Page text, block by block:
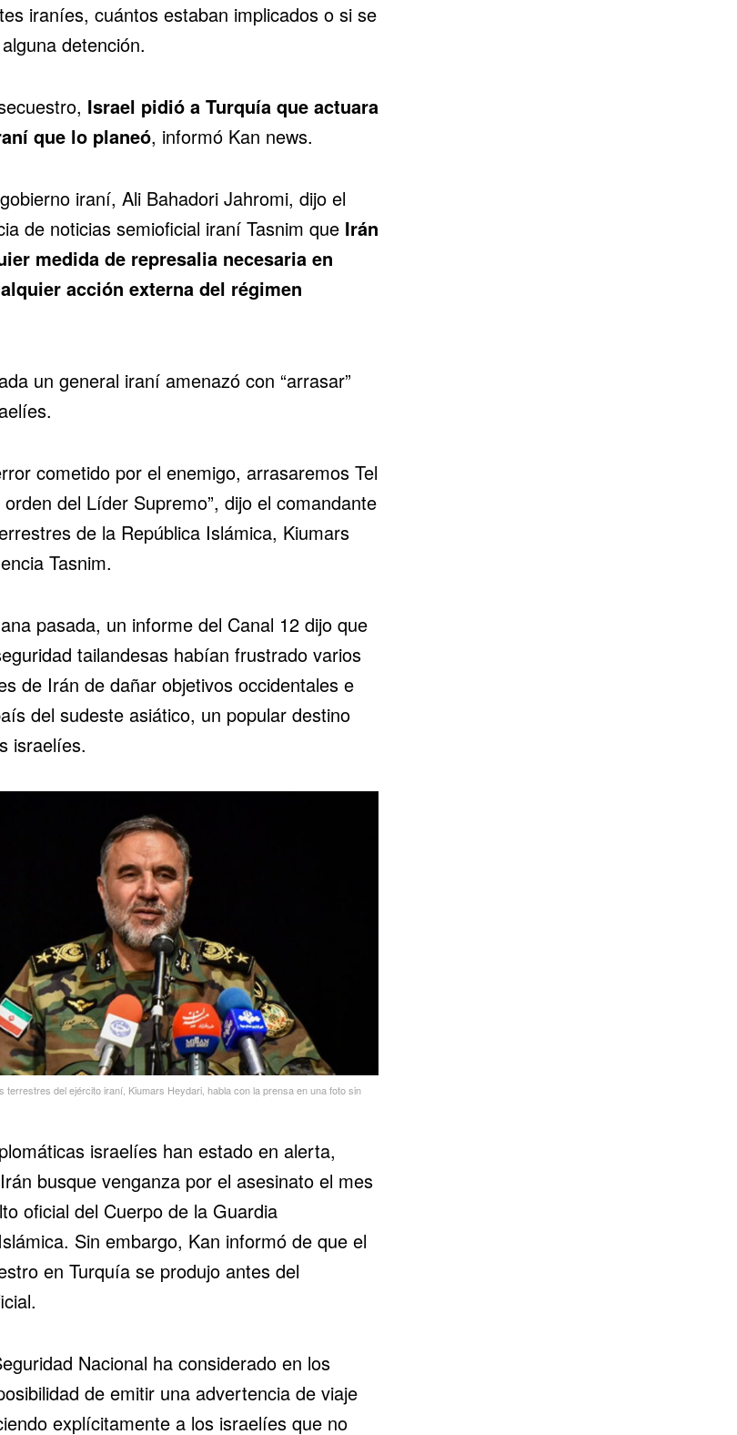
iraníes, cuántos estaban implicados o si se
detención.
Israel pidió a Turquía que actuara
que lo planeó, informó Kan news.
iraní, Ali Bahadori Jahromi, dijo el
de noticias semioficial iraní Tasnim que Irán
medida de represalia necesaria en
acción externa del régimen
un general iraní amenazó con “arrasar”
cometido por el enemigo, arrasaremos Tel
del Líder Supremo”, dijo el comandante
de la República Islámica, Kiumars
Tasnim.
pasada, un informe del Canal 12 dijo que
tailandesas habían frustrado varios
de Irán de dañar objetivos occidentales e
del sudeste asiático, un popular destino
israelíes.
terrestres del ejército iraní, Kiumars Heydari, habla con la prensa en una foto sin
israelíes han estado en alerta,
busque venganza por el asesinato el mes
oficial del Cuerpo de la Guardia
. Sin embargo, Kan informó de que el
en Turquía se produjo antes del
Nacional ha considerado en los
de emitir una advertencia de viaje
explícitamente a los israelíes que no